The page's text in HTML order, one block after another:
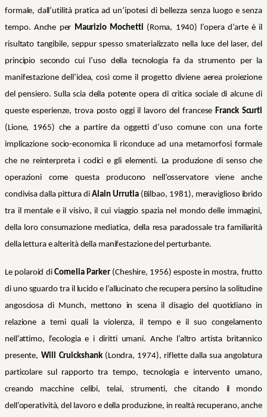
formale, dall’utilità pratica ad un’ipotesi di bellezza senza luogo e senza
tempo. Anche per Maurizio Mochetti (Roma, 1940) l’opera d’arte è il
risultato tangibile, seppur spesso smaterializzato nella luce del laser, del
principio secondo cui l’uso della tecnologia fa da strumento per la
manifestazione dell’idea, così come il progetto diviene aerea proiezione
del pensiero. Sulla scia della potente opera di critica sociale di alcune di
queste esperienze, trova posto oggi il lavoro del francese Franck Scurti
(Lione, 1965) che a partire da oggetti d’uso comune con una forte
implicazione socio-economica li riconduce ad una metamorfosi formale
che ne reinterpreta i codici e gli elementi. La produzione di senso che
operazioni come questa producono nell’osservatore viene anche
condivisa dalla pittura diAlain Urrutia (Bilbao, 1981), meraviglioso ibrido
tra il mentale e il visivo, il cui viaggio spazia nel mondo delle immagini,
della loro consumazione mediatica, della resa paradossale tra familiarità
della lettura e alterità della manifestazione del perturbante.
Le polaroid di Cornelia Parker(Cheshire, 1956) esposte in mostra, frutto
di uno sguardo tra il lucido e l’allucinato che recupera persino la solitudine
angosciosa di Munch, mettono in scena il disagio del quotidiano in
relazione a temi quali la violenza, il tempo e il suo congelamento
nell’attimo, l’ecologia e i diritti umani. Anche l’altro artista britannico
presente, Will Cruickshank (Londra, 1974), riflette dalla sua angolatura
particolare sul rapporto tra tempo, tecnologia e intervento umano,
creando macchine celibi, telai, strumenti, che citando il mondo
dell’operatività, del lavoro e della produzione, in realtà recuperano, anche